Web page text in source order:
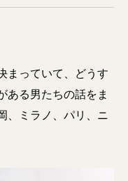
まっていて、どうす
ある男たちの話をま
、ミラノ、パリ、ニ